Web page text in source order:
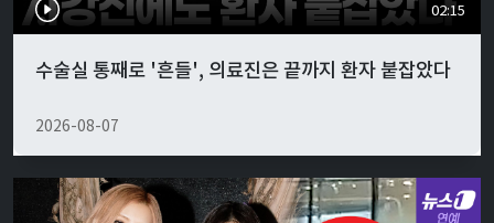
02:15
수술실 통째로 '흔들', 의료진은 끝까지 환자 붙잡았다
2026-08-07